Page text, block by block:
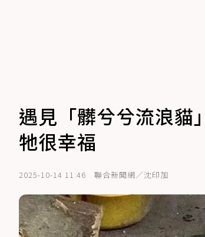
遇見「髒兮兮流浪貓
牠很幸福
2025-10-14 11:46 聯合新聞網／沈印加